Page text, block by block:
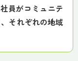
員がコミュニテ
それぞれの地域